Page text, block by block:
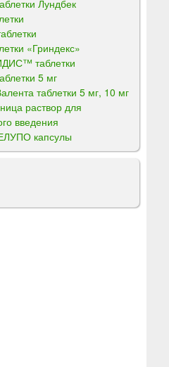
Лундбек
«Гриндекс»
таблетки
5 мг
таблетки 5 мг, 10 мг
раствор для
введения
капсулы